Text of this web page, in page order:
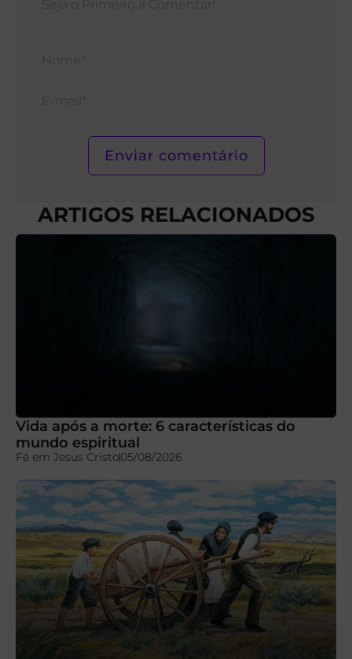
ARTIGOS RELACIONADOS
Vida após a morte: 6 características do
mundo espiritual
Fé em Jesus Cristo05/08/2026